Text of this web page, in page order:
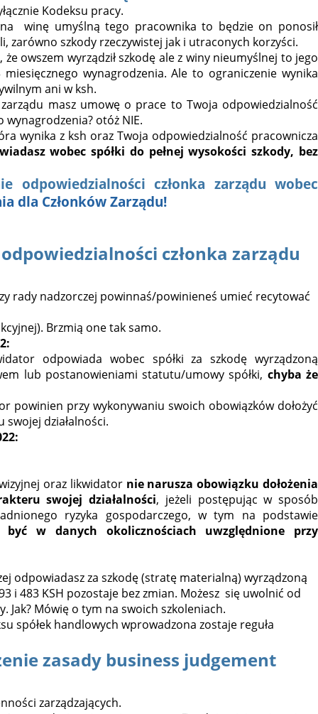
Kodeksu pracy.
winę umyślną tego pracownika to będzie on ponosił
zarówno szkody rzeczywistej jak i utraconych korzyści.
owszem wyrządził szkodę ale z winy nieumyślnej to jego
wynagrodzenia. Ale to ograniczenie wynika
ani w ksh.
masz umowę o prace to Twoja odpowiedzialność
otóż NIE.
wynika z ksh oraz Twoja odpowiedzialność pracowni­cza
wobec spółki do pełnej wysokości szkody, bez
odpowiedzialności członka zarządu wobec
dla Członków Zarządu!
członka zarządu
rady nadzorczej powinnaś/powinieneś umieć recytować
Brzmią one tak samo.
odpowiada wobec spółki za szkodę wyrządzoną
lub postanowieniami statutu/umowy spółki, chyba że
powinien przy wykonywaniu swoich obowiązków dołożyć
działalności.
oraz likwidator nie narusza obowiązku dołożenia
swojej działalności, jeżeli postępując w sposób
ryzyka gospodarczego, w tym na podstawie
w danych okolicznościach uwzględnione przy
odpowiadasz za szkodę (stratę materialną) wyrządzoną
i 483 KSH pozostaje bez zmian. Możesz się uwolnić od
Jak? Mówię o tym na swoich szkoleniach.
spółek handlowych wprowadzona zostaje reguła
zasady business judgement
zarządzających.